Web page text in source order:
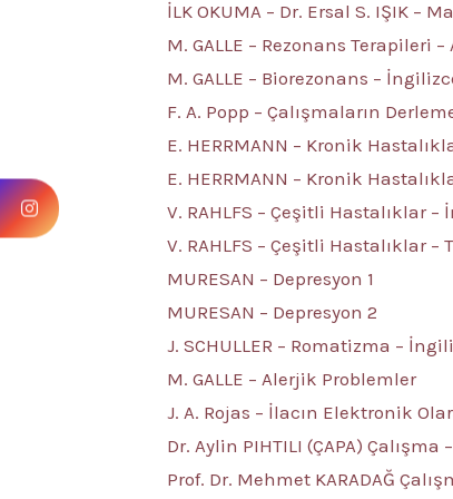
İLK OKUMA – Dr. Ersal S. IŞIK –
M. GALLE – Rezonans Terapileri
M. GALLE – Biorezonans –
F. A. Popp – Çalışmaların
E. HERRMANN – Kronik
E. HERRMANN – Kronik
V. RAHLFS – Çeşitli Hastalıklar –
V. RAHLFS – Çeşitli Hastalıklar –
MURESAN – Depresyon 1
MURESAN – Depresyon 2
J. SCHULLER – Romatizma –
M. GALLE – Alerjik Problemler
J. A. Rojas – İlacın Elektronik
Dr. Aylin PIHTILI (ÇAPA)
Prof. Dr. Mehmet KARADAĞ